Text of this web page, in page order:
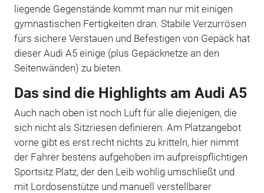
liegende Gegenstände kommt man nur mit einigen
gymnastischen Fertigkeiten dran. Stabile Verzurrösen
fürs sichere Verstauen und Befestigen von Gepäck hat
dieser Audi A5 einige (plus Gepäcknetze an den
Seitenwänden) zu bieten.
Das sind die Highlights am Audi A5
Auch nach oben ist noch Luft für alle diejenigen, die
sich nicht als Sitzriesen definieren. Am Platzangebot
vorne gibt es erst recht nichts zu kritteln, hier nimmt
der Fahrer bestens aufgehoben im aufpreispflichtigen
Sportsitz Platz, der den Leib wohlig umschließt und
mit Lordosenstütze und manuell verstellbarer